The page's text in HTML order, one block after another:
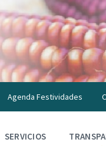
Agenda Festividades
SERVICIOS